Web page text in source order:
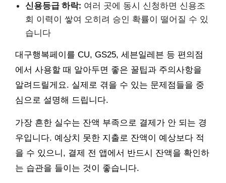
신용등급 하락: 여러 곳에 동시 신청하면 신용조
회 이력이 쌓여 오히려 승인 확률이 떨어질 수 있
습니다
대구행복페이를 CU, GS25, 세븐일레븐 등 편의점
에서 사용할 때 알아두면 좋은 꿀팁과 주의사항을
알려드릴게요. 실제로 겪을 수 있는 문제점들을 중
심으로 설명해 드립니다.
가장 흔한 실수는 잔액 부족으로 결제가 안 되는 경
우입니다. 예상치 못한 지출로 잔액이 예상보다 적
을 수 있으니, 결제 전 앱에서 반드시 잔액을 확인하
는 습관을 들이는 것이 좋습니다.